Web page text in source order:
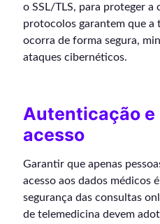
o SSL/TLS, para proteger a
protocolos garantem que a
ocorra de forma segura,
ataques cibernéticos.
Autenticação e
acesso
Garantir que apenas
acesso aos dados médicos
segurança das consultas
de telemedicina devem